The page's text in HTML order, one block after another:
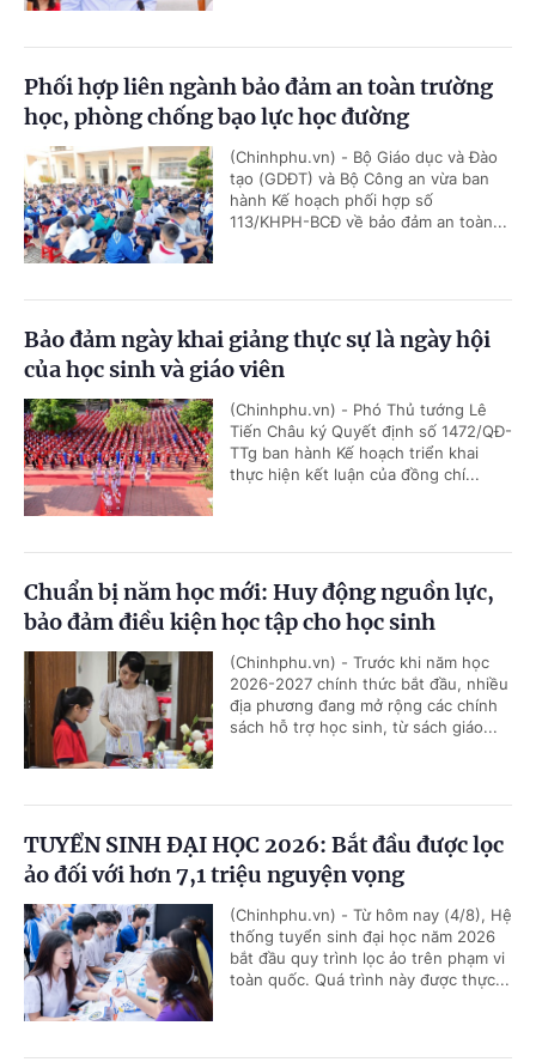
Phối hợp liên ngành bảo đảm an toàn trường
học, phòng chống bạo lực học đường
(Chinhphu.vn) - Bộ Giáo dục và Đào
tạo (GDĐT) và Bộ Công an vừa ban
hành Kế hoạch phối hợp số
113/KHPH-BCĐ về bảo đảm an toàn...
Bảo đảm ngày khai giảng thực sự là ngày hội
của học sinh và giáo viên
(Chinhphu.vn) - Phó Thủ tướng Lê
Tiến Châu ký Quyết định số 1472/QĐ-
TTg ban hành Kế hoạch triển khai
thực hiện kết luận của đồng chí...
Chuẩn bị năm học mới: Huy động nguồn lực,
bảo đảm điều kiện học tập cho học sinh
(Chinhphu.vn) - Trước khi năm học
2026-2027 chính thức bắt đầu, nhiều
địa phương đang mở rộng các chính
sách hỗ trợ học sinh, từ sách giáo...
TUYỂN SINH ĐẠI HỌC 2026: Bắt đầu được lọc
ảo đối với hơn 7,1 triệu nguyện vọng
(Chinhphu.vn) - Từ hôm nay (4/8), Hệ
thống tuyển sinh đại học năm 2026
bắt đầu quy trình lọc ảo trên phạm vi
toàn quốc. Quá trình này được thực...